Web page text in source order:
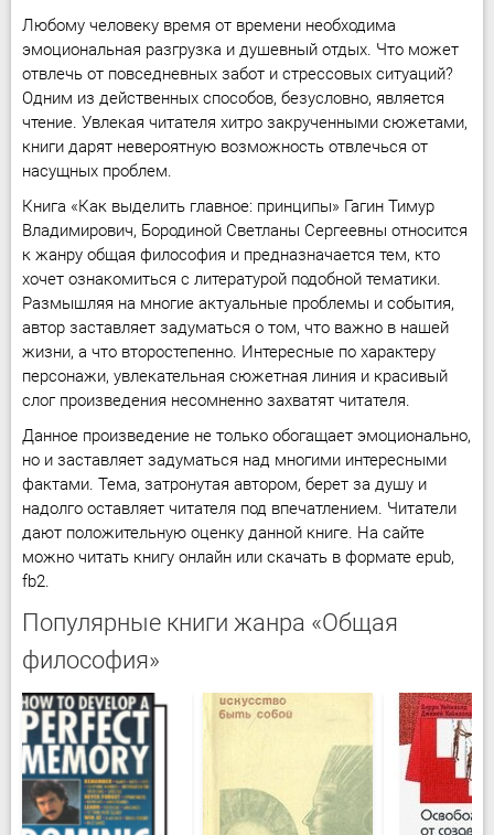
Любому человеку время от времени необходима
эмоциональная разгрузка и душевный отдых. Что может
отвлечь от повседневных забот и стрессовых ситуаций?
Одним из действенных способов, безусловно, является
чтение. Увлекая читателя хитро закрученными сюжетами,
книги дарят невероятную возможность отвлечься от
насущных проблем.
Книга «Как выделить главное: принципы» Гагин Тимур
Владимирович, Бородиной Светланы Сергеевны относится
к жанру общая философия и предназначается тем, кто
хочет ознакомиться с литературой подобной тематики.
Размышляя на многие актуальные проблемы и события,
автор заставляет задуматься о том, что важно в нашей
жизни, а что второстепенно. Интересные по характеру
персонажи, увлекательная сюжетная линия и красивый
слог произведения несомненно захватят читателя.
Данное произведение не только обогащает эмоционально,
но и заставляет задуматься над многими интересными
фактами. Тема, затронутая автором, берет за душу и
надолго оставляет читателя под впечатлением. Читатели
дают положительную оценку данной книге. На сайте
можно читать книгу онлайн или скачать в формате epub,
fb2.
Популярные книги жанра «Общая
философия»